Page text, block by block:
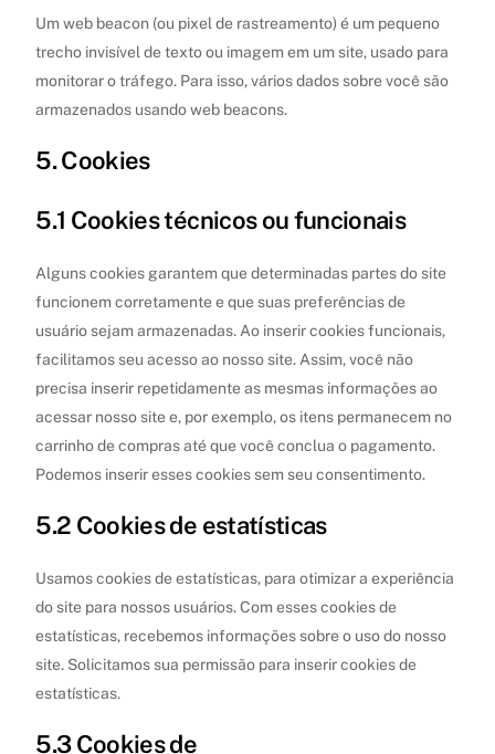
Um web beacon (ou pixel de rastreamento) é um pequeno
trecho invisível de texto ou imagem em um site, usado para
monitorar o tráfego. Para isso, vários dados sobre você são
armazenados usando web beacons.
5. Cookies
5.1 Cookies técnicos ou funcionais
Alguns cookies garantem que determinadas partes do site
funcionem corretamente e que suas preferências de
usuário sejam armazenadas. Ao inserir cookies funcionais,
facilitamos seu acesso ao nosso site. Assim, você não
precisa inserir repetidamente as mesmas informações ao
acessar nosso site e, por exemplo, os itens permanecem no
carrinho de compras até que você conclua o pagamento.
Podemos inserir esses cookies sem seu consentimento.
5.2 Cookies de estatísticas
Usamos cookies de estatísticas, para otimizar a experiência
do site para nossos usuários. Com esses cookies de
estatísticas, recebemos informações sobre o uso do nosso
site. Solicitamos sua permissão para inserir cookies de
estatísticas.
5.3 Cookies de